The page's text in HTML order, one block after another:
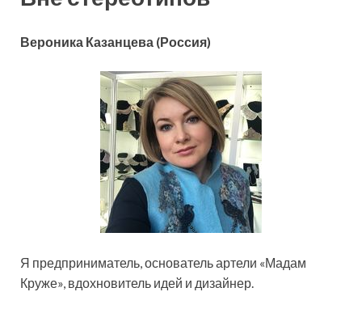
Вероника Казанцева (Россия)
Я предприниматель, основатель артели «Мадам
Круже», вдохновитель идей и дизайнер.